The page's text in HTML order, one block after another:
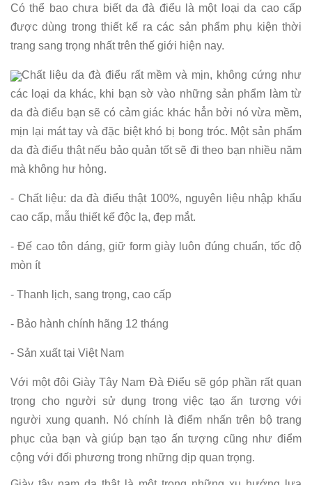
Có thể bao chưa biết da đà điểu là một loại da cao cấp
được dùng trong thiết kế ra các sản phẩm phụ kiện thời
trang sang trọng nhất trên thế giới hiện nay.
Chất liệu da đà điểu rất mềm và mịn, không cứng như
các loại da khác, khi bạn sờ vào những sản phẩm làm từ
da đà điểu bạn sẽ có cảm giác khác hẳn bởi nó vừa mềm,
mịn lại mát tay và đặc biệt khó bị bong tróc. Một sản phẩm
da đà điểu thật nếu bảo quản tốt sẽ đi theo bạn nhiều năm
mà không hư hỏng.
- Chất liệu: da đà điểu thật 100%, nguyên liệu nhập khẩu
cao cấp, mẫu thiết kế độc lạ, đẹp mắt.
- Đế cao tôn dáng, giữ form giày luôn đúng chuẩn, tốc độ
mòn ít
- Thanh lịch, sang trọng, cao cấp
- Bảo hành chính hãng 12 tháng
- Sản xuất tại Việt Nam
Với một đôi Giày Tây Nam Đà Điểu sẽ góp phần rất quan
trọng cho người sử dụng trong việc tạo ấn tượng với
người xung quanh. Nó chính là điểm nhấn trên bộ trang
phục của bạn và giúp bạn tạo ấn tượng cũng như điểm
cộng với đối phương trong những dịp quan trọng.